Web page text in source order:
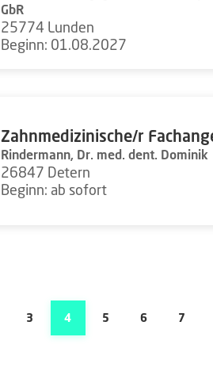
GbR
25774 Lunden
Beginn: 01.08.2027
Zahnmedizinische/r
Rindermann, Dr. med. dent. Dominik
26847 Detern
Beginn: ab sofort
3 4 5 6 7